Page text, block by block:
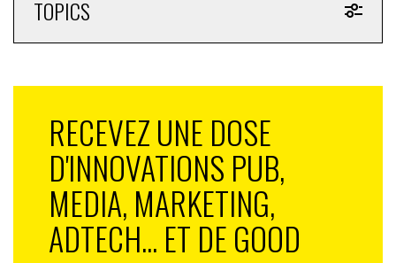
TOPICS
RECEVEZ UNE DOSE
D'INNOVATIONS PUB,
MEDIA, MARKETING,
ADTECH... ET DE GOOD